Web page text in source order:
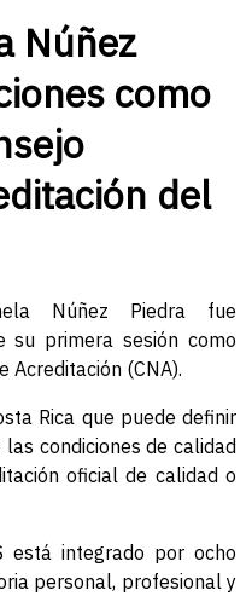
Núñez
como
del
Núñez Piedra fue
su primera sesión como
Acreditación (CNA).
Rica que puede definir
condiciones de calidad
oficial de calidad o
está integrado por ocho
personal, profesional y